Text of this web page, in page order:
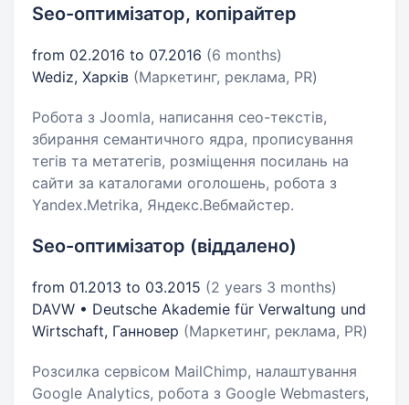
Seo-оптимізатор, копірайтер
from 02.2016 to 07.2016 (6 months)
Wediz, Харків (Маркетинг, реклама, PR)
Робота з Joomla, написання сео-текстів,
збирання семантичного ядра, прописування
тегів та метатегів, розміщення посилань на
сайти за каталогами оголошень, робота з
Yandex.Metrika, Яндекс.Вебмайстер.
Seo-оптимізатор (віддалено)
from 01.2013 to 03.2015 (2 years 3 months)
DAVW • Deutsche Akademie für Verwaltung und
Wirtschaft, Ганновер (Маркетинг, реклама, PR)
Розсилка сервісом MailChimp, налаштування
Google Analytics, робота з Google Webmasters,